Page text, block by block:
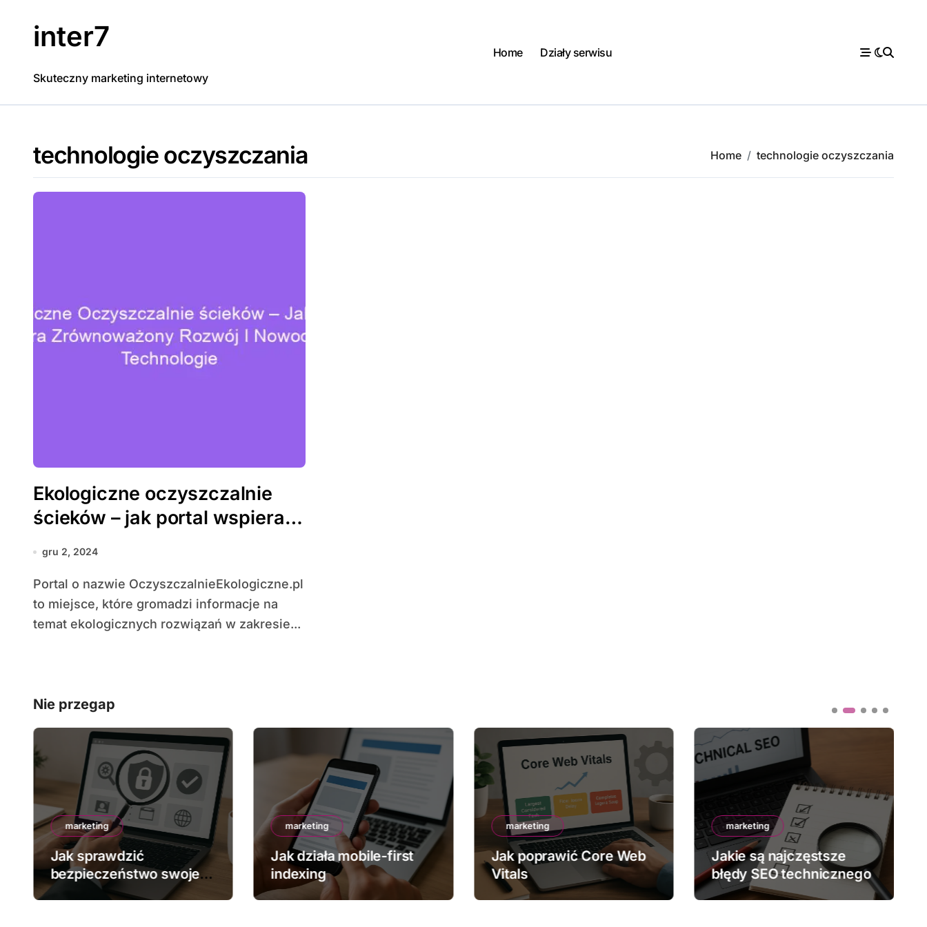
inter7
Skuteczny marketing internetowy
Home Działy serwisu
technologie oczyszczania Home technologie oczyszczania
Ekologiczne oczyszczalnie
ścieków – jak portal wspiera
zrównoważony rozwój i
gru 2, 2024
Portal o nazwie OczyszczalnieEkologiczne.pl
to miejsce, które gromadzi informacje na
temat ekologicznych rozwiązań w zakresie...
Nie przegap
marketing
Jak sprawdzić
bezpieczeństwo swojej
strony
marketing
Jak działa mobile-first
indexing
marketing
Jak poprawić Core Web
Vitals
marketing
Jakie są najczęstsze
błędy SEO technicznego